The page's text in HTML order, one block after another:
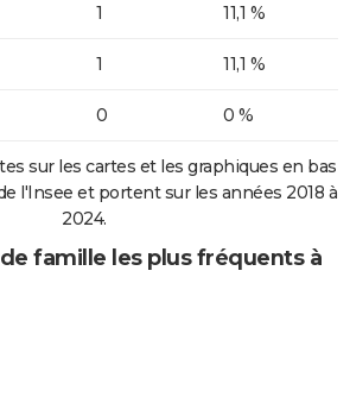
1 11,1 %
1 11,1 %
0 0 %
sur les cartes et les graphiques en bas
l'Insee et portent sur les années 2018 à
2024.
famille les plus fréquents à